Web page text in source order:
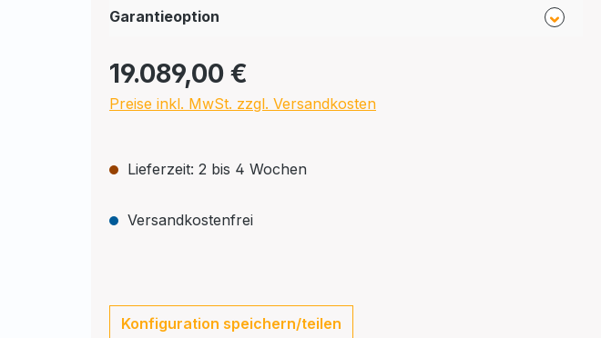
19.089,00 €
Preise inkl. MwSt. zzgl. Versandkosten
Lieferzeit: 2 bis 4 Wochen
Versandkostenfrei
Garantieoption
Konfiguration speichern/teilen